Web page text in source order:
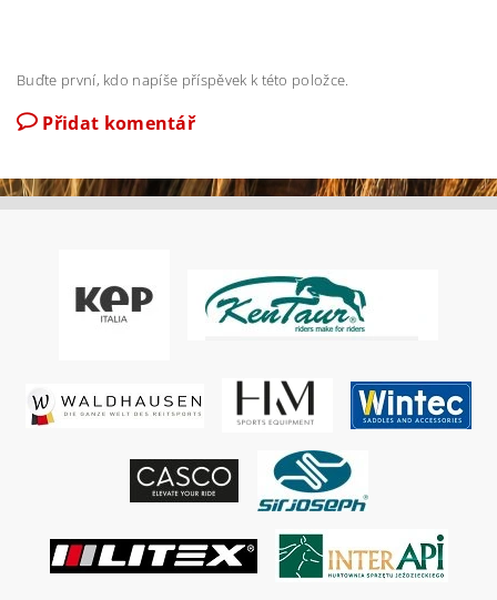
Buďte první, kdo napíše příspěvek k této položce.
Přidat komentář